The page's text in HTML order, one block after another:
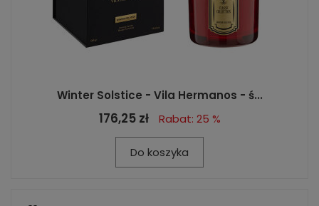
Winter Solstice - Vila Hermanos - ś...
176,25 zł Rabat: 25 %
Do koszyka